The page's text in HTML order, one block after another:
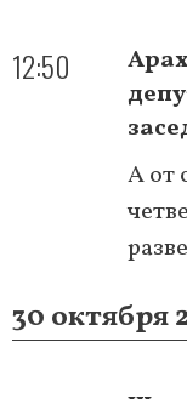
12:50
А от
30 октября